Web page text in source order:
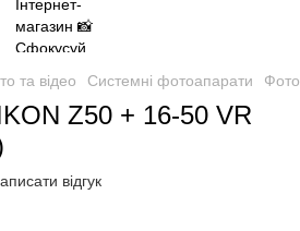
та відео Системні фотоапарати
Z50 + 16-50 VR
відгук